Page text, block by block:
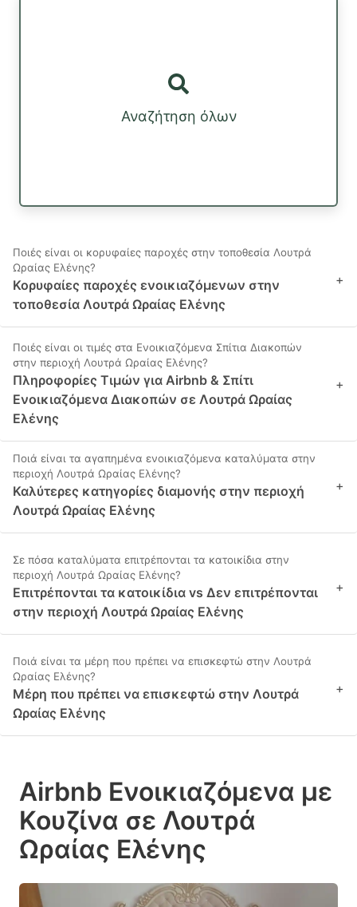
Αναζήτηση όλων
Ποιές είναι οι κορυφαίες παροχές στην τοποθεσία Λουτρά
Ωραίας Ελένης?
Κορυφαίες παροχές ενοικιαζόμενων στην
τοποθεσία Λουτρά Ωραίας Ελένης
+
Ποιές είναι οι τιμές στα Ενοικιαζόμενα Σπίτια Διακοπών
στην περιοχή Λουτρά Ωραίας Ελένης?
Πληροφορίες Τιμών για Airbnb & Σπίτι
Ενοικιαζόμενα Διακοπών σε Λουτρά Ωραίας
Ελένης
+
Ποιά είναι τα αγαπημένα ενοικιαζόμενα καταλύματα στην
περιοχή Λουτρά Ωραίας Ελένης?
Καλύτερες κατηγορίες διαμονής στην περιοχή
Λουτρά Ωραίας Ελένης
+
Σε πόσα καταλύματα επιτρέπονται τα κατοικίδια στην
περιοχή Λουτρά Ωραίας Ελένης?
Επιτρέπονται τα κατοικίδια vs Δεν επιτρέπονται
στην περιοχή Λουτρά Ωραίας Ελένης
+
Ποιά είναι τα μέρη που πρέπει να επισκεφτώ στην Λουτρά
Ωραίας Ελένης?
Μέρη που πρέπει να επισκεφτώ στην Λουτρά
Ωραίας Ελένης
+
Airbnb Ενοικιαζόμενα με
Κουζίνα σε Λουτρά
Ωραίας Ελένης